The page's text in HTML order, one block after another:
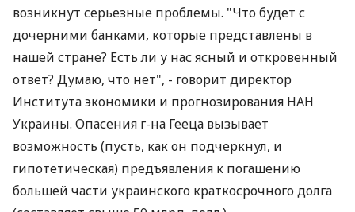
товаров в условиях стабильности курса и роста
инфляции неоднократно говорил и академик
Валерий Геец.
Кроме того, как констатирует ученый, в случае
дальнейшей эскалации кризиса в банковских
системах европейских стран неизбежно
возникнут серьезные проблемы. "Что будет с
дочерними банками, которые представлены в
нашей стране? Есть ли у нас ясный и откровенный